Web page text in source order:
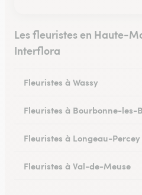
Les fleuristes en Haute-
Interflora
Fleuristes à Wassy
Fleuristes à Bourbonne-les-
Fleuristes à Longeau-Percey
Fleuristes à Val-de-Meuse